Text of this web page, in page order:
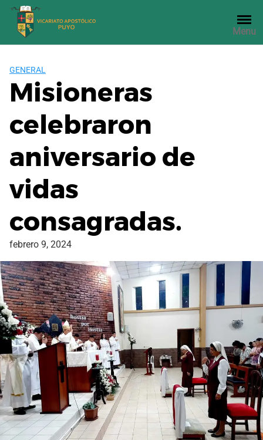
Saltar
contenido
Menu
GENERAL
Misioneras
celebraron
aniversario de
vidas
consagradas.
febrero 9, 2024